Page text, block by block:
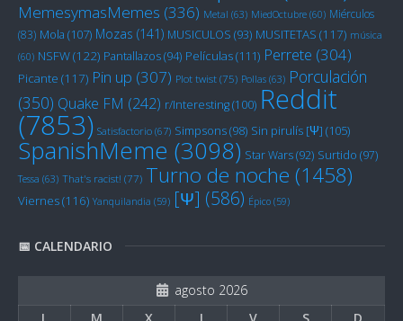
MemesymasMemes (336) Metal (63) MiedOctubre (60) Miérculos
(83) Mola (107) Mozas (141) MUSICULOS (93) MUSITETAS (117) música
(60) NSFW(122) Pantallazos(94) Películas(111) Perrete (304)
Picante (117) Pin up (307) Plot twist (75) Pollas (63) Porculación
(350) Quake FM (242) r/Interesting(100) Reddit
(7853) Satisfactorio (67) Simpsons(98) Sin pirulís [Ψ] (105)
SpanishMeme (3098) Star Wars(92) Surtido (97)
Tessa (63) That's racist! (77) Turno de noche (1458)
Viernes(116) Yanquilandia (59) [Ψ] (586) Épico (59)
📅 CALENDARIO
agosto 2026
L
M X J V S D